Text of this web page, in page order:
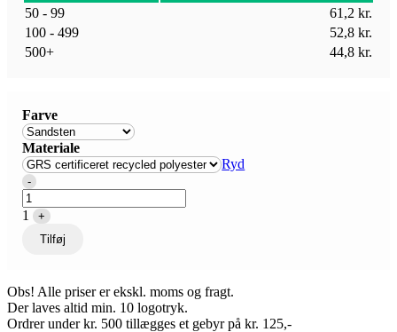
50 - 99
61,2 kr.
100 - 499
52,8 kr.
500+
44,8 kr.
Farve
Materiale
Ryd
Quantity
-
1
+
Tilføj
Obs! Alle priser er ekskl. moms og fragt.
Der laves altid min. 10 logotryk.
Ordrer under kr. 500 tillægges et gebyr på kr. 125,-